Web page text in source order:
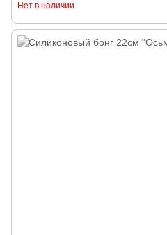
Нет в наличии